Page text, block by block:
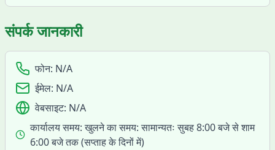
संपर्क जानकारी
फोन: N/A
ईमेल: N/A
वेबसाइट: N/A
कार्यालय समय:खुलने का समय: सामान्यतः सुबह 8:00 बजे से शाम
6:00 बजे तक (सप्ताह के दिनों में)